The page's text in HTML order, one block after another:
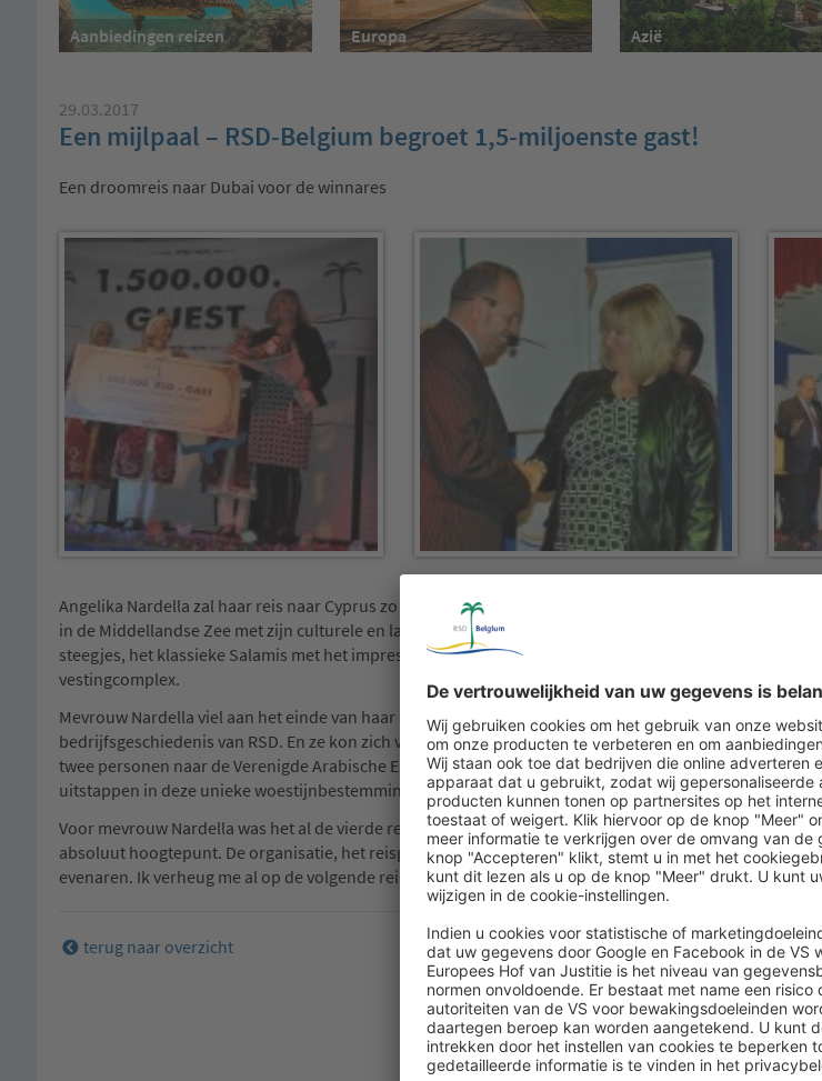
Aanbiedingen reizen Europa Azië
29.03.2017
Een mijlpaal – RSD-Belgium begroet 1,5-miljoenste gast!
Een droomreis naar Dubai voor de winnares
Angelika Nardella zal haar reis naar Cyprus zo gauw niet vergeten. Zij kon tijdens deze week niet
in de Middellandse Zee met zijn culturele en landschappelijke hoogtepunten: Nicosia – de hoofdstad
steegjes, het klassieke Salamis met het impressionante klooster Barnabas en vooral de havenstad
vestingcomplex.
Mevrouw Nardella viel aan het einde van haar reis een heel bijzondere eer ten deel. Zij werd gehuldigd
bedrijfsgeschiedenis van RSD. En ze kon zich verheugen over een heel bijzondere reisverrassing. Haar
twee personen naar de Verenigde Arabische Emiraten – inbegrepen vluchten, complete eersteklas
uitstappen in deze unieke woestijnbestemming.
Voor mevrouw Nardella was het al de vierde reis met RSD: Spanje, de Egeïsche Zee, Marokko en ten
absoluut hoogtepunt. De organisatie, het reisprogramma, de aardige reisbegeleider en natuurlijk de
evenaren. Ik verheug me al op de volgende reis. Dubai en de Verenigde Arabische Emiraten wilde ik
terug naar overzicht